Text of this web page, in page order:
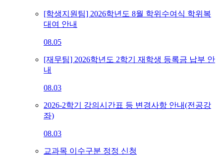
[학생지원팀] 2026학년도 8월 학위수여식 학위복
대여 안내
08.05
[재무팀] 2026학년도 2학기 재학생 등록금 납부 안
내
08.03
2026-2학기 강의시간표 등 변경사항 안내(전공강
좌)
08.03
교과목 이수구분 정정 신청